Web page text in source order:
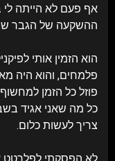
אף פעם לא הייתה
ההשקעה של הגבר
הוא הזמין אותי
פלמחים, והוא היה
פוזל כל הזמן
כל מה שאני אגיד
צריך לעשות כלום.